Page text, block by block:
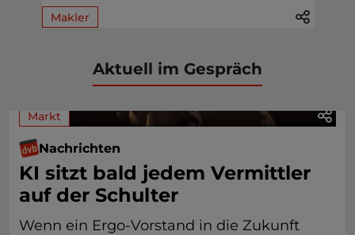
Makler
Aktuell im Gespräch
Markt
Nachrichten
KI sitzt bald jedem Vermittler
auf der Schulter
Wenn ein Ergo-Vorstand in die Zukunft